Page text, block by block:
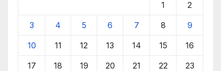
1 2
3 4 5 6 7 8 9
10 11 12 13 14 15 16
17 18 19 20 21 22 23